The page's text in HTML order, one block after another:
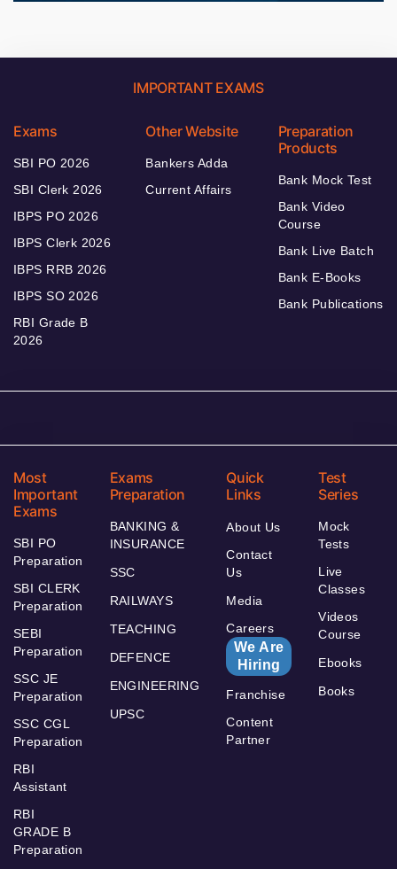
IMPORTANT EXAMS
Exams
SBI PO 2026
SBI Clerk 2026
IBPS PO 2026
IBPS Clerk 2026
IBPS RRB 2026
IBPS SO 2026
RBI Grade B
2026
Other Website
Bankers Adda
Current Affairs
Preparation
Products
Bank Mock Test
Bank Video
Course
Bank Live Batch
Bank E-Books
Bank Publications
Most
Important
Exams
SBI PO
Preparation
SBI CLERK
Preparation
SEBI
Preparation
SSC JE
Preparation
SSC CGL
Preparation
RBI
Assistant
RBI
GRADE B
Preparation
Exams
Preparation
BANKING &
INSURANCE
SSC
RAILWAYS
TEACHING
DEFENCE
ENGINEERING
UPSC
Quick
Links
About Us
Contact
Us
Media
Careers
We Are
Hiring
Franchise
Content
Partner
Test
Series
Mock
Tests
Live
Classes
Videos
Course
Ebooks
Books